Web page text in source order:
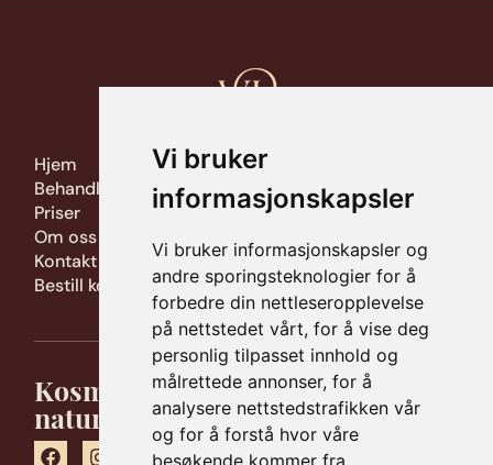
Vi bruker
informasjonskapsler
Vi bruker informasjonskapsler og
andre sporingsteknologier for å
forbedre din nettleseropplevelse
på nettstedet vårt, for å vise deg
personlig tilpasset innhold og
målrettede annonser, for å
analysere nettstedstrafikken vår
og for å forstå hvor våre
besøkende kommer fra.
Hjem
Behandlinger
Priser
Om oss
Kontakt
Bestill konsultasjon
Kosmetiske behandlinger med
naturlige resultater